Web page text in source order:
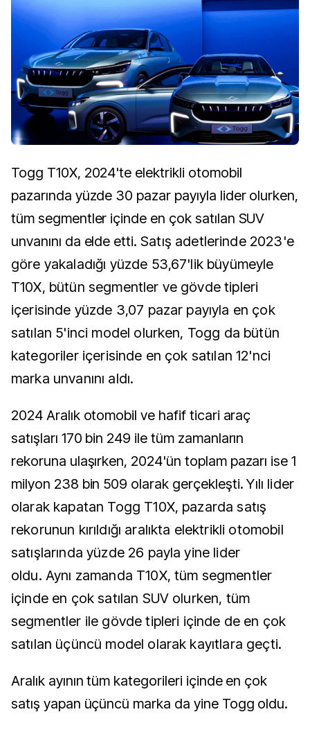
Togg T10X, 2024'te elektrikli otomobil
pazarında yüzde 30 pazar payıyla lider olurken,
tüm segmentler içinde en çok satılan SUV
unvanını da elde etti.Satış adetlerinde 2023'e
göre yakaladığı yüzde 53,67'lik büyümeyle
T10X, bütün segmentler ve gövde tipleri
içerisinde yüzde 3,07 pazar payıyla en çok
satılan 5'inci model olurken, Togg da bütün
kategoriler içerisinde en çok satılan 12'nci
marka unvanını aldı.
2024 Aralık otomobil ve hafif ticari araç
satışları 170 bin 249 ile tüm zamanların
rekoruna ulaşırken, 2024'ün toplam pazarı ise 1
milyon 238 bin 509 olarak gerçekleşti.Yılı lider
olarak kapatan Togg T10X, pazarda satış
rekorunun kırıldığı aralıkta elektrikli otomobil
satışlarında yüzde 26 payla yine lider
oldu. Aynı zamanda T10X, tüm segmentler
içinde en çok satılan SUV olurken, tüm
segmentler ile gövde tipleri içinde de en çok
satılan üçüncü model olarak kayıtlara geçti.
Aralık ayının tüm kategorileri içinde en çok
satış yapan üçüncü marka da yine Togg oldu.